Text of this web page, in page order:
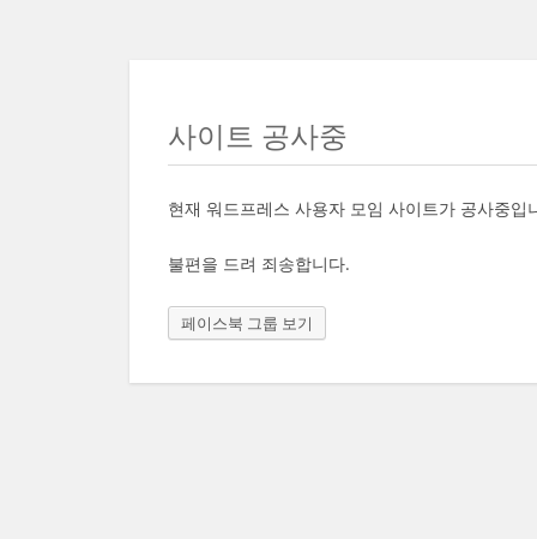
사이트 공사중
현재 워드프레스 사용자 모임 사이트가 공사중입
불편을 드려 죄송합니다.
페이스북 그룹 보기